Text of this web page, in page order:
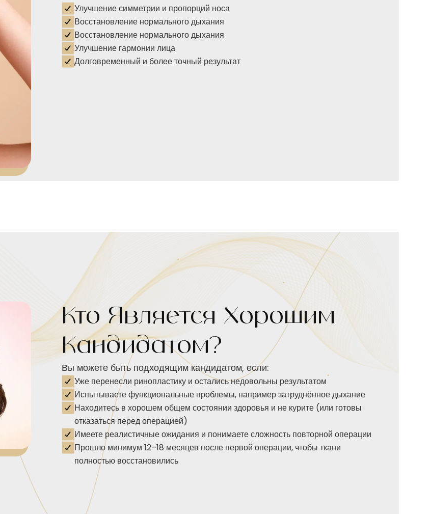
Улучшение симметрии и пропорций носа
Восстановление нормального дыхания
Восстановление нормального дыхания
Улучшение гармонии лица
Долговременный и более точный результат
Кто Является Хорошим
Кандидатом?
Вы можете быть подходящим кандидатом, если:
Уже перенесли ринопластику и остались недовольны результатом
Испытываете функциональные проблемы, например затруднённое дыхание
Находитесь в хорошем общем состоянии здоровья и не курите (или готовы
отказаться перед операцией)
Имеете реалистичные ожидания и понимаете сложность повторной операции
Прошло минимум 12–18 месяцев после первой операции, чтобы ткани
полностью восстановились